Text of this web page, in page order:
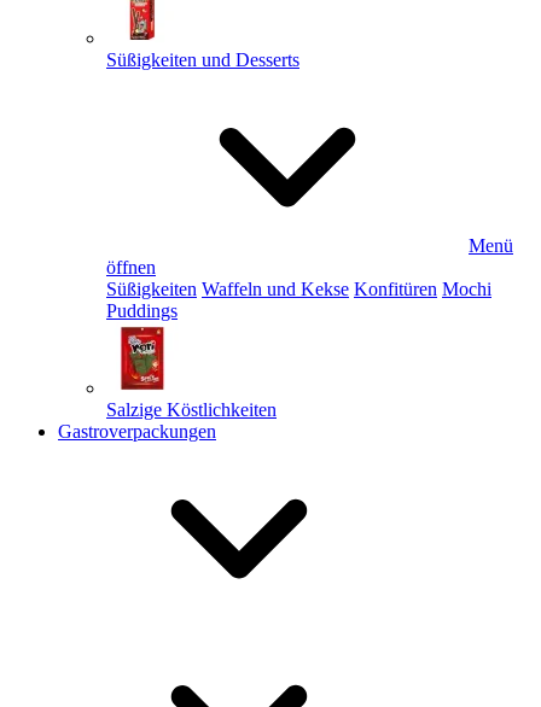
Süßigkeiten und Desserts
Menü
öffnen
Süßigkeiten Waffeln und Kekse Konfitüren Mochi
Puddings
Salzige Köstlichkeiten
Gastroverpackungen